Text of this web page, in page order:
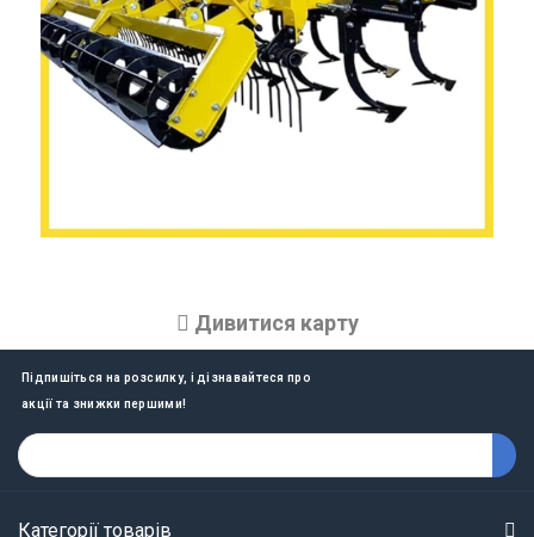
Дивитися карту
Підпишіться на розсилку, і дізнавайтеся про
акції та знижки першими!
Категорії товарів